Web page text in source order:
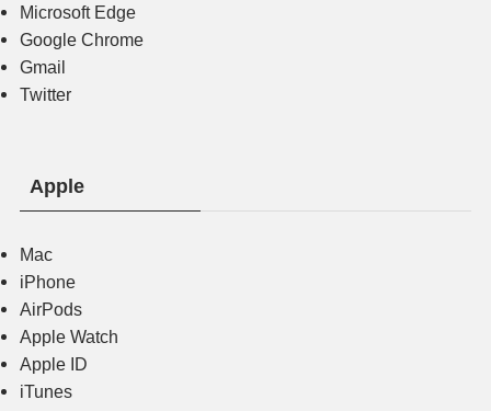
Microsoft Edge
Google Chrome
Gmail
Twitter
Apple
Mac
iPhone
AirPods
Apple Watch
Apple ID
iTunes